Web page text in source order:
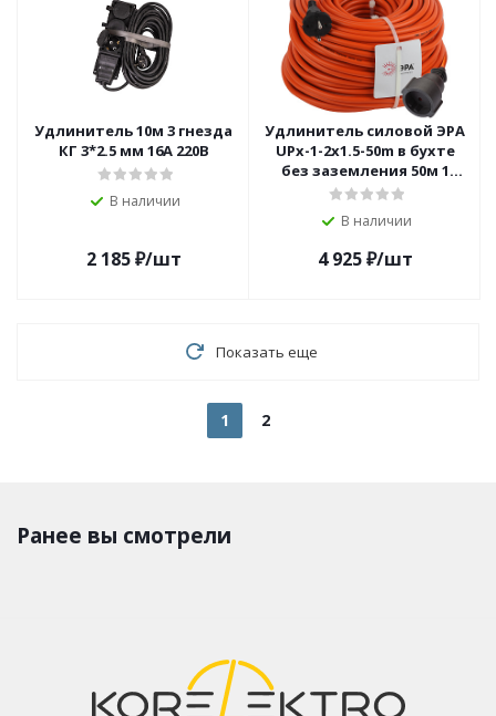
Удлинитель 10м 3 гнезда
КГ 3*2.5 мм 16А 220В
В наличии
2 185₽/шт
Удлинитель силовой ЭРА
UPx-1-2x1.5-50m в бухте
без заземления 50м 1
розетка ПВС 2x1.5мм2
В наличии
4 925₽/шт
Показать еще
1 2
Ранее вы смотрели